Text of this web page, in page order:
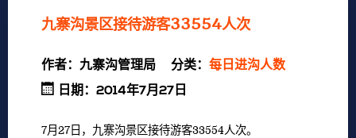
九寨沟景区接待游客33554人次
作者： 九寨沟管理局 分类： 每日进沟人数
日期：2014年7月27日
7月27日，九寨沟景区接待游客33554人次。